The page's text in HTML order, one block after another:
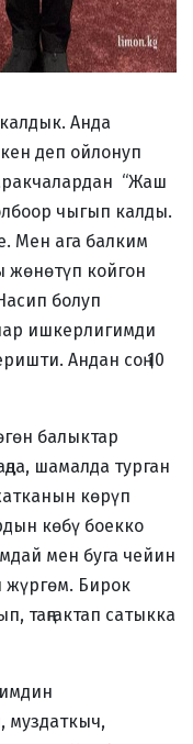
Анда
деп ойлонуп
“Жаш
чыгып калды.
Мен ага балким
жөнөтүп койгон
болуп
ишкерлигимди
Андан соң 10
балыктар
шамалда турган
көрүп
көбү боекко
мен буга чейин
жүргөм. Бирок
таңгактап сатыкка
муздаткыч,